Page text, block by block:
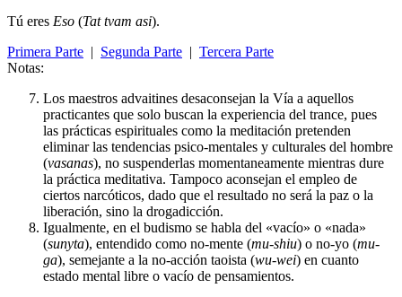
Tú eres Eso (Tat tvam asi).
Primera Parte | Segunda Parte | Tercera Parte
Notas:
Los maestros advaitines desaconsejan la Vía a aquellos
practicantes que solo buscan la experiencia del trance, pues
las prácticas espirituales como la meditación pretenden
eliminar las tendencias psico-mentales y culturales del hombre
(vasanas), no suspenderlas momentaneamente mientras dure
la práctica meditativa. Tampoco aconsejan el empleo de
ciertos narcóticos, dado que el resultado no será la paz o la
liberación, sino la drogadicción.
Igualmente, en el budismo se habla del «vacío» o «nada»
(sunyta), entendido como no-mente (mu-shiu) o no-yo (mu-
ga), semejante a la no-acción taoista (wu-wei) en cuanto
estado mental libre o vacío de pensamientos.